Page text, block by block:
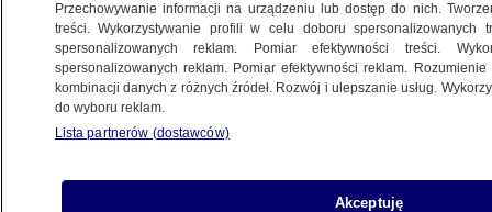
27.01.2017, 20:12
Udostępnij
- Stany Zjednoczone odnowiły dziś swoją więź z
gościem, Theresą May. Brytyjska premier
Przechowywanie informacji na urządzeniu lub dostęp do nich.
treści. Wykorzystywanie profili w celu doboru spersonalizowanych
spersonalizowanych reklam. Pomiar efektywności treści.
spersonalizowanych reklam. Pomiar efektywności reklam.
kombinacji danych z różnych źródeł. Rozwój i ulepszanie usług.
do wyboru reklam.
Lista partnerów (dostawców)
Akceptuję